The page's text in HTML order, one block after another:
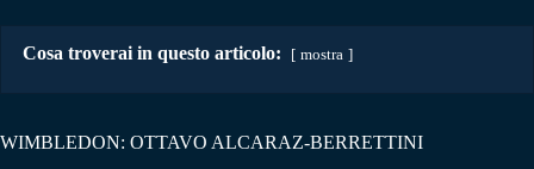
Cosa troverai in questo articolo: mostra
WIMBLEDON: OTTAVO ALCARAZ-BERRETTINI